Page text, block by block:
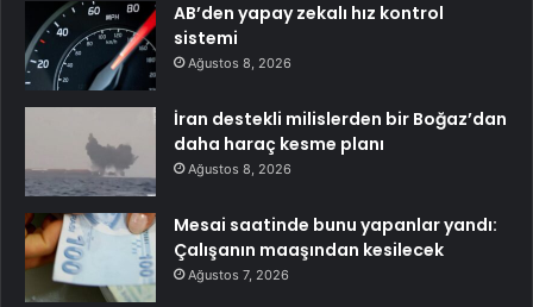
AB’den yapay zekalı hız kontrol
sistemi
Ağustos 8, 2026
İran destekli milislerden bir Boğaz’dan
daha haraç kesme planı
Ağustos 8, 2026
Mesai saatinde bunu yapanlar yandı:
Çalışanın maaşından kesilecek
Ağustos 7, 2026